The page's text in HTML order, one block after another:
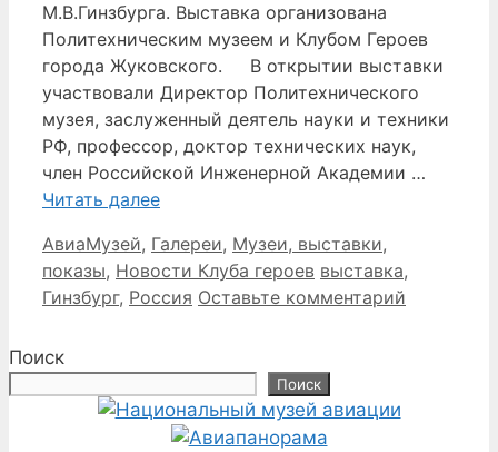
М.В.Гинзбурга. Выставка организована
Политехническим музеем и Клубом Героев
города Жуковского. В открытии выставки
участвовали Директор Политехнического
музея, заслуженный деятель науки и техники
РФ, профессор, доктор технических наук,
член Российской Инженерной Академии …
Читать далее
Рубрики
АвиаМузей, Галереи, Музеи, выставки,
показы, Новости Клуба героев Метки
выставка,
Гинзбург, Россия Оставьте комментарий
Поиск
Поиск